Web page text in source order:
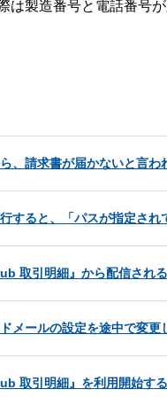
は製造番号と電話番号が
、請求書が届かないと言わ
すると、「パスが指定され
取引明細』から配信され
メールの設定を途中で変
取引明細』を利用開始す